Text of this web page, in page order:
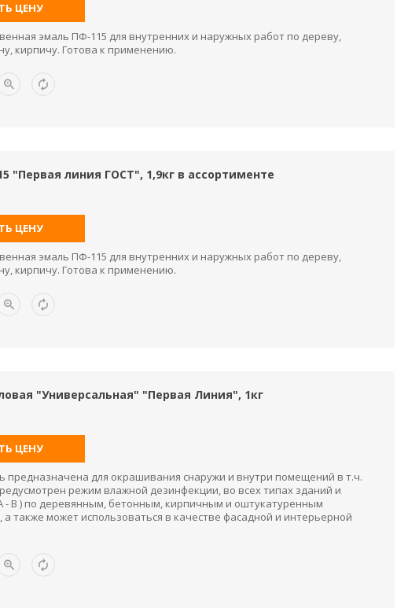
ЦЕНУ
эмаль ПФ-115 для внутренних и наружных работ по дереву,
кирпичу. Готова к применению.
"Первая линия ГОСТ", 1,9кг в ассортименте
ЦЕНУ
эмаль ПФ-115 для внутренних и наружных работ по дереву,
кирпичу. Готова к применению.
"Универсальная" "Первая Линия", 1кг
ЦЕНУ
предназначена для окрашивания снаружи и внутри помещений в т.ч.
режим влажной дезинфекции, во всех типах зданий и
- В ) по деревянным, бетонным, кирпичным и оштукатуренным
а также может использоваться в качестве фасадной и интерьерной